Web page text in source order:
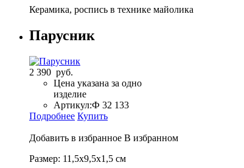
Керамика, роспись в технике майолика
Парусник
2 390 руб.
Цена указана за одно
изделие
Артикул:Ф 32 133
Подробнее Купить
Добавить в избранное В избранном
Размер: 11,5х9,5х1,5 см